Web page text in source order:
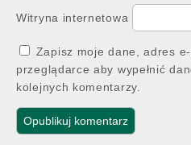
Witryna internetowa
Zapisz moje dane, adres
przeglądarce aby wypełnić
kolejnych komentarzy.